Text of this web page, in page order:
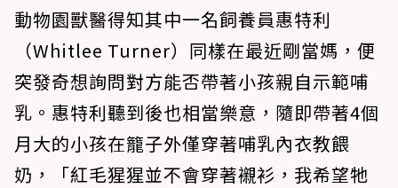
動物園獸醫得知其中一名飼養員惠特利
（Whitlee Turner）同樣在最近剛當媽，便
突發奇想詢問對方能否帶著小孩親自示範哺
乳。惠特利聽到後也相當樂意，隨即帶著4個
月大的小孩在籠子外僅穿著哺乳內衣教餵
奶，「紅毛猩猩並不會穿著襯衫，我希望牠